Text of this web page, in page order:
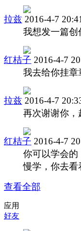
拉兹 2016-4-7 20:41
我想发一篇创
红桔子 2016-4-7
我去给你挂章
拉兹 2016-4-7
再次谢谢你，
红桔子 2016-4-7
你可以学会的
慢学，你去看
查看全部
应用
好友